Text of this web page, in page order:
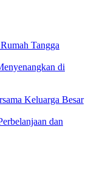
Tangga
di
Keluarga Besar
dan